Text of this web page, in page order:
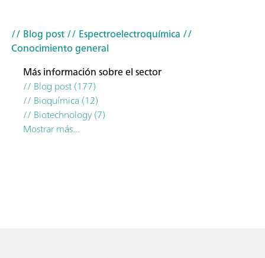
// Blog post// Espectroelectroquímica //
Conocimiento general
Más información sobre el sector
// Blog post (177)
// Bioquímica (12)
// Biotechnology (7)
Mostrar más...